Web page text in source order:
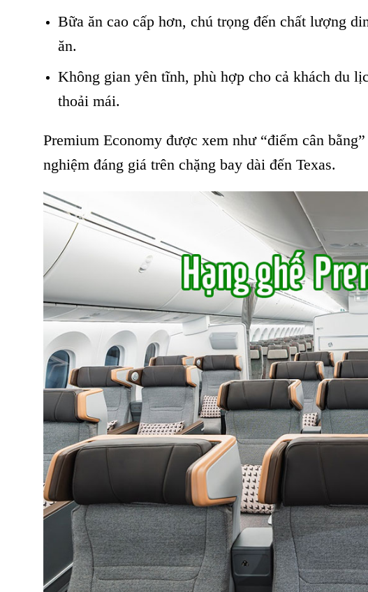
Bữa ăn cao cấp hơn, chú trọng đến chất lượng
ăn.
Không gian yên tĩnh, phù hợp cho cả khách du
thoải mái.
Premium Economy được xem như “điểm cân
nghiệm đáng giá trên chặng bay dài đến Texas.